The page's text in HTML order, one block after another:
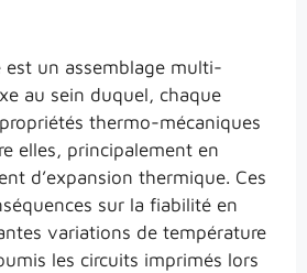
est un assemblage multi-
au sein duquel, chaque
thermo-mécaniques
elles, principalement en
d’expansion thermique. Ces
sur la fiabilité en
variations de température
les circuits imprimés lors